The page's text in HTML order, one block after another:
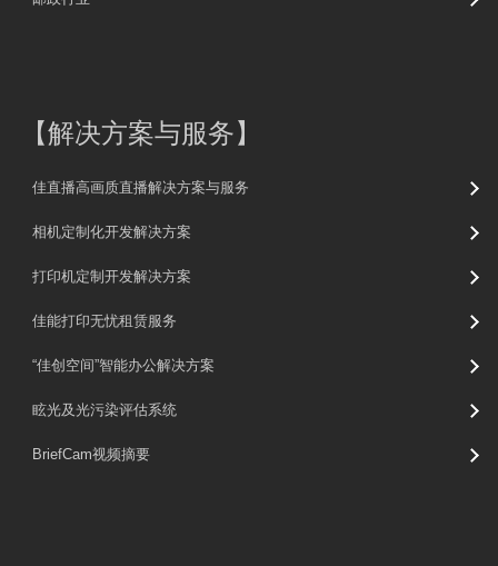
【解决方案与服务】
佳直播高画质直播解决方案与服务
相机定制化开发解决方案
打印机定制开发解决方案
佳能打印无忧租赁服务
“佳创空间”智能办公解决方案
眩光及光污染评估系统
BriefCam视频摘要